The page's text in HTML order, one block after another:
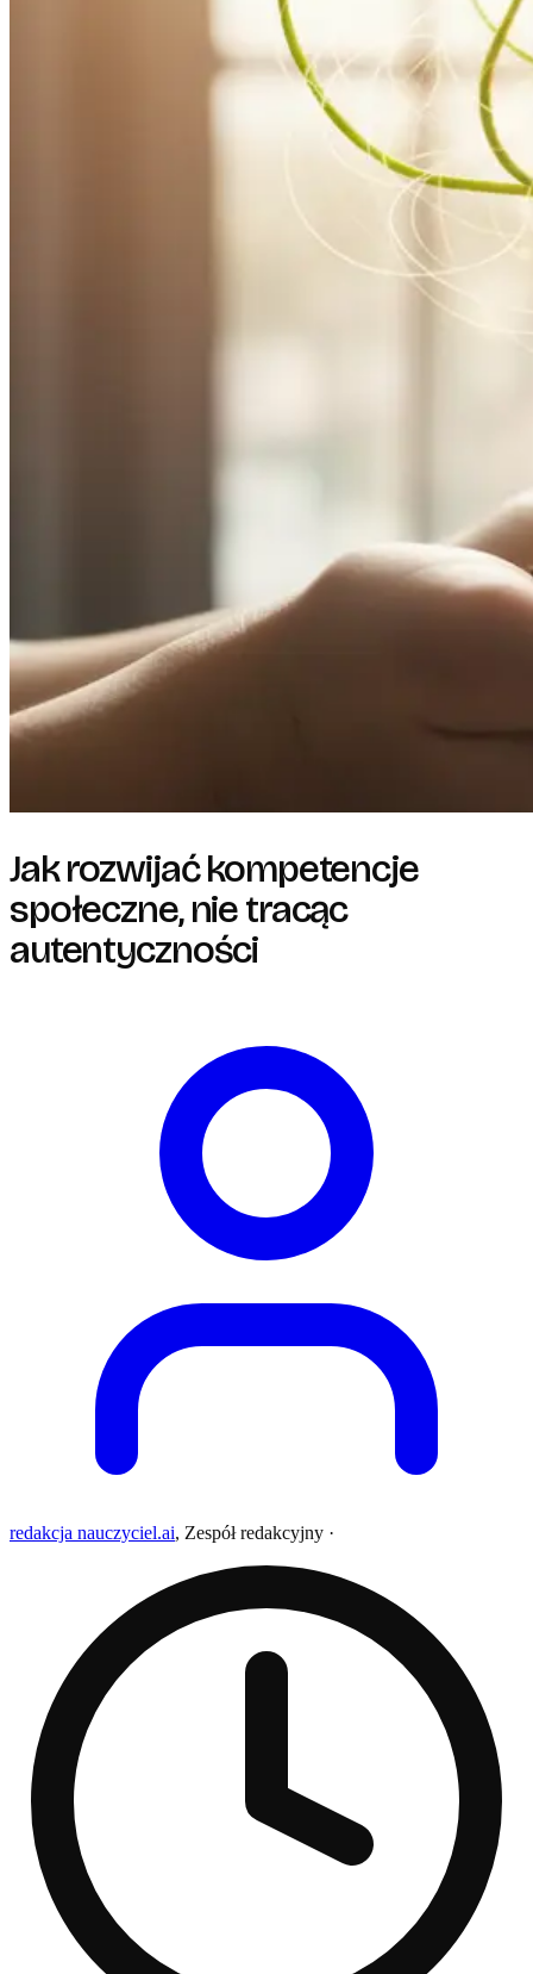
Jak rozwijać kompetencje
społeczne, nie tracąc
autentyczności
redakcja nauczyciel.ai, Zespół redakcyjny ·